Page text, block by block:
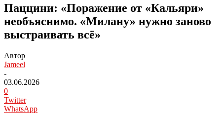
Паццини: «Поражение от «Кальяри»
необъяснимо. «Милану» нужно заново
выстраивать всё»
Автор
Jameel
-
03.06.2026
0
Twitter
WhatsApp